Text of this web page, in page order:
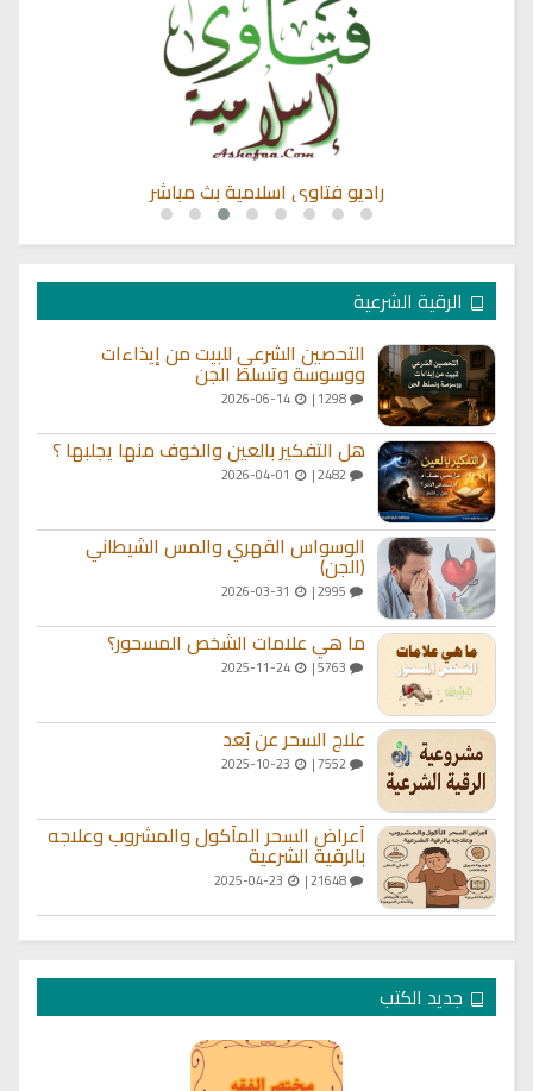
راديو فتاوى اسلامية بث مباشر
الرقية الشرعية
التحصين الشرعي للبيت من إيذاءات
ووسوسة وتسلط الجن
1298 |
2026-06-14
هل التفكير بالعين والخوف منها يجلبها ؟
الوسواس القهري والمس الشيطاني
(الجن)
ما هي علامات الشخص المسحور؟
2025-11-24
علاج السحر عن بُعد
أعراض السحر المأكول والمشروب وعلاجه
بالرقية الشرعية
21648 |
جديد الكتب